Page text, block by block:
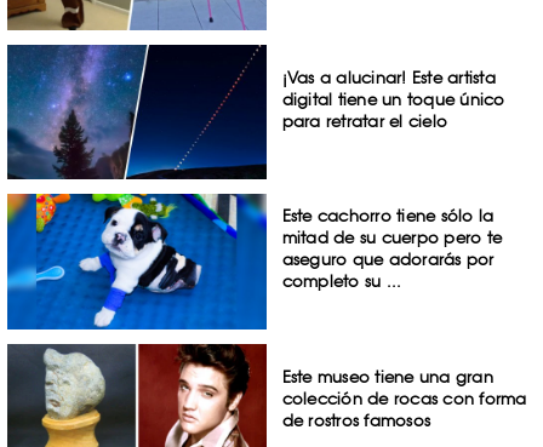
¡Vas a alucinar! Este artista
digital tiene un toque único
para retratar el cielo
Este cachorro tiene sólo la
mitad de su cuerpo pero te
aseguro que adorarás por
completo su ...
Este museo tiene una gran
colección de rocas con forma
de rostros famosos